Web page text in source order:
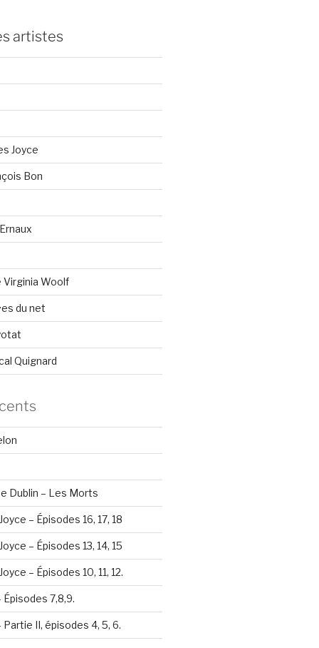
artistes
Joyce
Bon
Virginia Woolf
du net
Quignard
Dublin – Les Morts
– Épisodes 16, 17, 18
– Épisodes 13, 14, 15
– Épisodes 10, 11, 12.
Épisodes 7,8,9.
Partie II, épisodes 4, 5, 6.